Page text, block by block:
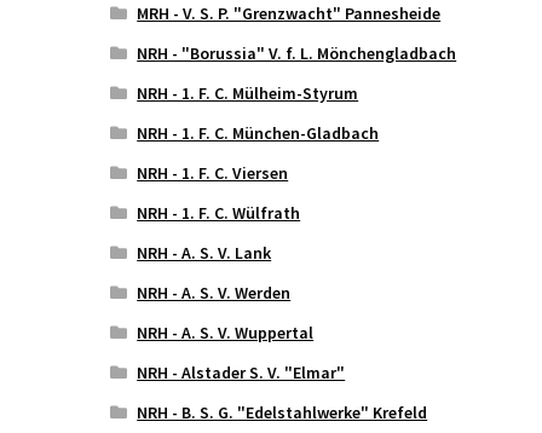
MRH - V. S. P. "Grenzwacht" Pannesheide
NRH - "Borussia" V. f. L. Mönchengladbach
NRH - 1. F. C. Mülheim-Styrum
NRH - 1. F. C. München-Gladbach
NRH - 1. F. C. Viersen
NRH - 1. F. C. Wülfrath
NRH - A. S. V. Lank
NRH - A. S. V. Werden
NRH - A. S. V. Wuppertal
NRH - Alstader S. V. "Elmar"
NRH - B. S. G. "Edelstahlwerke" Krefeld